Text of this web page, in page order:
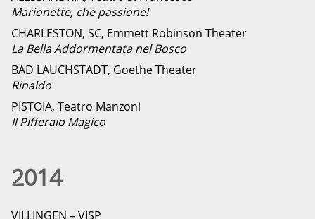
Marionette, che passione!
CHARLESTON, SC, Emmett Robinson Theater
La Bella Addormentata nel Bosco
BAD LAUCHSTADT, Goethe Theater
Rinaldo
PISTOIA, Teatro Manzoni
Il Pifferaio Magico
2014
VILLINGEN – VISP